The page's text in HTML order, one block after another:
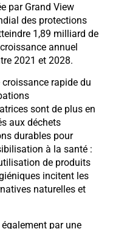
par Grand View
des protections
1,89 milliard de
annuel
2021 et 2028.
rapide du
sont de plus en
aux déchets
durables pour
à la santé :
de produits
incitent les
naturelles et
également par une